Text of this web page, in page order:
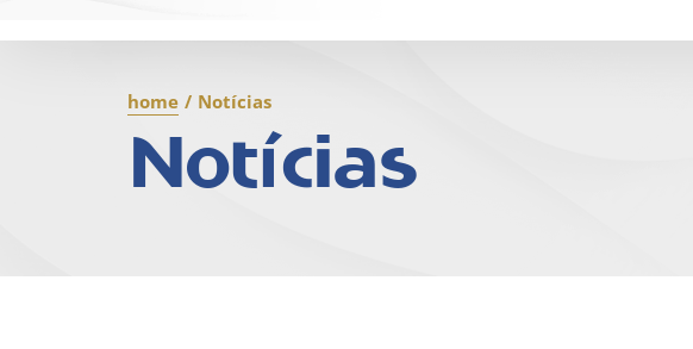
home / Notícias
Notícias